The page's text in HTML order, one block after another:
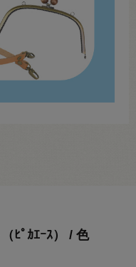
ﾋﾟｶｴｰｽ） / 色